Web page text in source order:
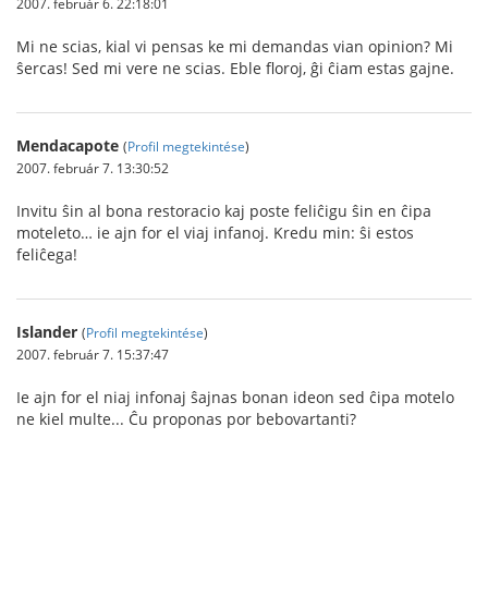
Mi ne scias, kial vi pensas ke mi demandas vian opinion? Mi
ŝercas! Sed mi vere ne scias. Eble floroj, ĝi ĉiam estas gajne.
Mendacapote (Profil megtekintése)
2007. február 7. 13:30:52
Invitu ŝin al bona restoracio kaj poste feliĉigu ŝin en ĉipa
moteleto… ie ajn for el viaj infanoj. Kredu min: ŝi estos
feliĉega!
Islander (Profil megtekintése)
2007. február 7. 15:37:47
Ie ajn for el niaj infonaj ŝajnas bonan ideon sed ĉipa motelo
ne kiel multe... Ĉu proponas por bebovartanti?